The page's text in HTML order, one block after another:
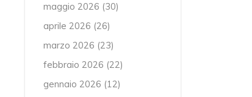
maggio 2026 (30)
aprile 2026 (26)
marzo 2026 (23)
febbraio 2026 (22)
gennaio 2026 (12)